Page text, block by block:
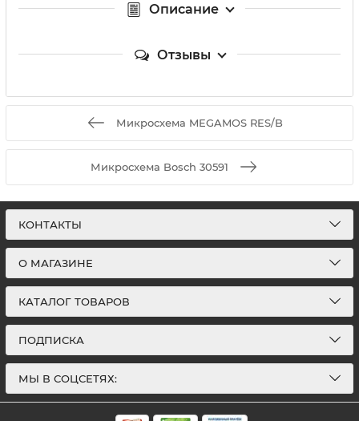
Описание
Отзывы
Микросхема MEGAMOS RES/B
Микросхема Bosch 30591
КОНТАКТЫ
О МАГАЗИНЕ
КАТАЛОГ ТОВАРОВ
ПОДПИСКА
МЫ В СОЦСЕТЯХ: